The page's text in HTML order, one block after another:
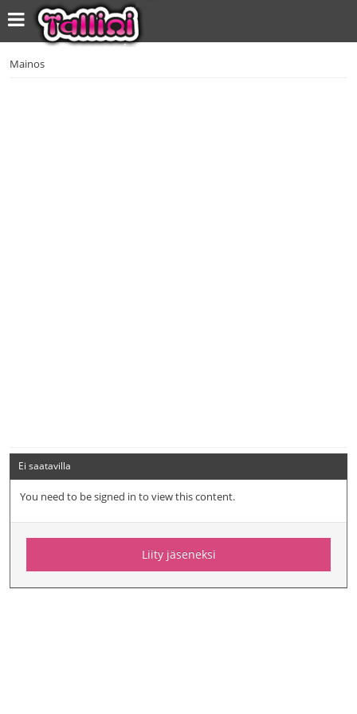
Mainos
Ei saatavilla
You need to be signed in to view this content.
Liity jäseneksi